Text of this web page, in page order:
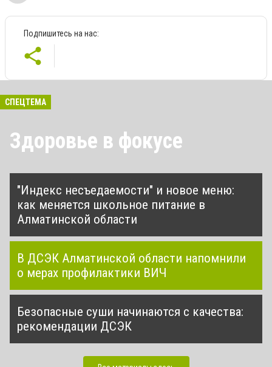
Подпишитесь на нас:
СПЕЦТЕМА
Здоровье в фокусе
"Индекс несъедаемости" и новое меню:
как меняется школьное питание в
Алматинской области
В ДСЭК Алматинской области напомнили
о мерах профилактики ВИЧ
Безопасные суши начинаются с качества:
рекомендации ДСЭК